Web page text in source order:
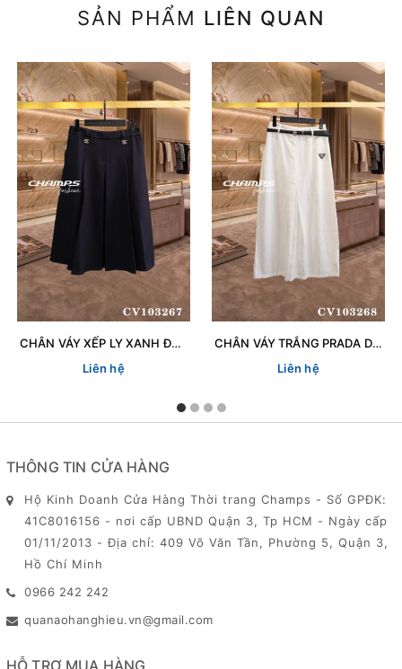
SẢN PHẨM LIÊN QUAN
CHÂN VÁY XẾP LY XANH ĐEN CH 103267
Liên hệ
CHÂN VÁY TRẮNG PRADA DN 103268
Liên hệ
THÔNG TIN CỬA HÀNG
Hộ Kinh Doanh Cửa Hàng Thời trang Champs - Số GPĐK:
41C8016156 - nơi cấp UBND Quận 3, Tp HCM - Ngày cấp
01/11/2013 - Địa chỉ: 409 Võ Văn Tần, Phường 5, Quận 3,
Hồ Chí Minh
0966 242 242
quanaohanghieu.vn@gmail.com
HỖ TRỢ MUA HÀNG